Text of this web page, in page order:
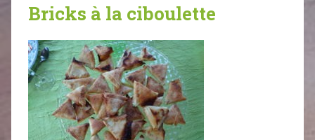
Bricks à la ciboulette